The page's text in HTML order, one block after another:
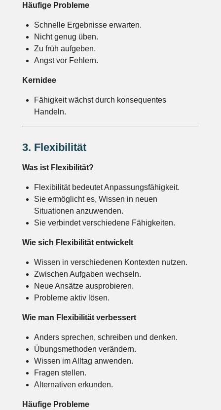
Häufige Probleme
Schnelle Ergebnisse erwarten.
Nicht genug üben.
Zu früh aufgeben.
Angst vor Fehlern.
Kernidee
Fähigkeit wächst durch konsequentes
Handeln.
3. Flexibilität
Was ist Flexibilität?
Flexibilität bedeutet Anpassungsfähigkeit.
Sie ermöglicht es, Wissen in neuen
Situationen anzuwenden.
Sie verbindet verschiedene Fähigkeiten.
Wie sich Flexibilität entwickelt
Wissen in verschiedenen Kontexten nutzen.
Zwischen Aufgaben wechseln.
Neue Ansätze ausprobieren.
Probleme aktiv lösen.
Wie man Flexibilität verbessert
Anders sprechen, schreiben und denken.
Übungsmethoden verändern.
Wissen im Alltag anwenden.
Fragen stellen.
Alternativen erkunden.
Häufige Probleme